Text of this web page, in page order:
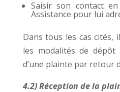
Saisir son contact en
Assistance pour lui
Dans tous les cas cités,
les modalités de dépôt
d’une plainte par retour
4.2) Réception de la